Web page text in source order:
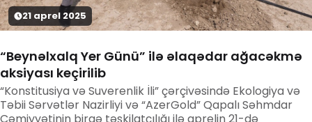
21 aprel 2025
“Beynəlxalq Yer Günü” ilə əlaqədar ağacəkmə
aksiyası keçirilib
“Konstitusiya və Suverenlik İli” çərçivəsində Ekologiya və
Təbii Sərvətlər Nazirliyi və “AzerGold” Qapalı Səhmdar